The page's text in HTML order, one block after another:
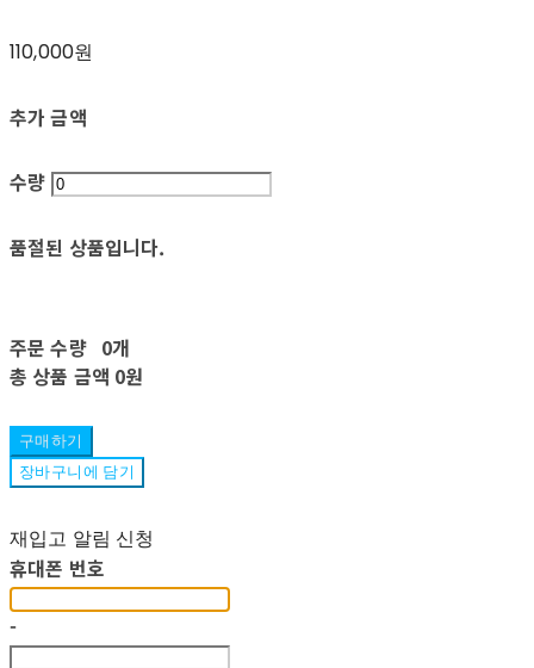
110,000원
추가 금액
수량
품절된 상품입니다.
주문 수량 0개
총 상품 금액 0원
구매하기
장바구니에 담기
재입고 알림 신청
휴대폰 번호
-